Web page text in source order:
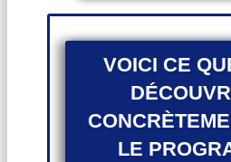
VOICI CE
LE